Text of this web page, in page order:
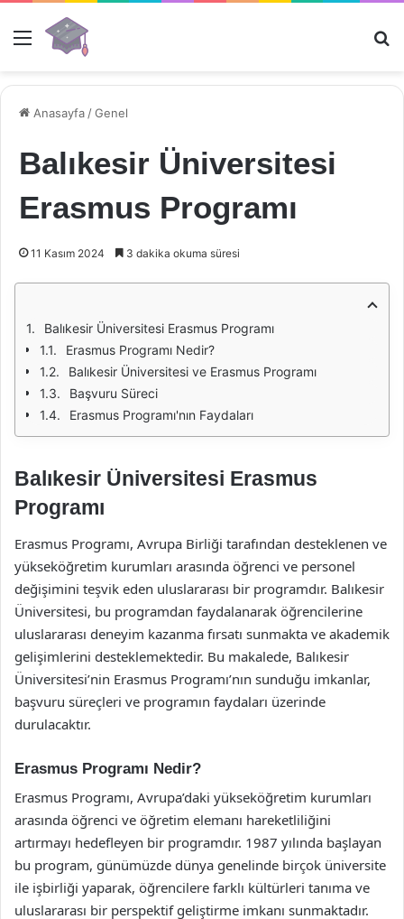
Menü
Anasayfa /Genel
Balıkesir Üniversitesi
Erasmus Programı
11 Kasım 2024 3 dakika okuma süresi
Balıkesir Üniversitesi Erasmus Programı
Erasmus Programı Nedir?
Balıkesir Üniversitesi ve Erasmus Programı
Başvuru Süreci
Erasmus Programı'nın Faydaları
Balıkesir Üniversitesi Erasmus
Programı
Erasmus Programı, Avrupa Birliği tarafından desteklenen ve
yükseköğretim kurumları arasında öğrenci ve personel
değişimini teşvik eden uluslararası bir programdır. Balıkesir
Üniversitesi, bu programdan faydalanarak öğrencilerine
uluslararası deneyim kazanma fırsatı sunmakta ve akademik
gelişimlerini desteklemektedir. Bu makalede, Balıkesir
Üniversitesi’nin Erasmus Programı’nın sunduğu imkanlar,
başvuru süreçleri ve programın faydaları üzerinde
durulacaktır.
Erasmus Programı Nedir?
Erasmus Programı, Avrupa’daki yükseköğretim kurumları
arasında öğrenci ve öğretim elemanı hareketliliğini
artırmayı hedefleyen bir programdır. 1987 yılında başlayan
bu program, günümüzde dünya genelinde birçok üniversite
ile işbirliği yaparak, öğrencilere farklı kültürleri tanıma ve
uluslararası bir perspektif geliştirme imkanı sunmaktadır.